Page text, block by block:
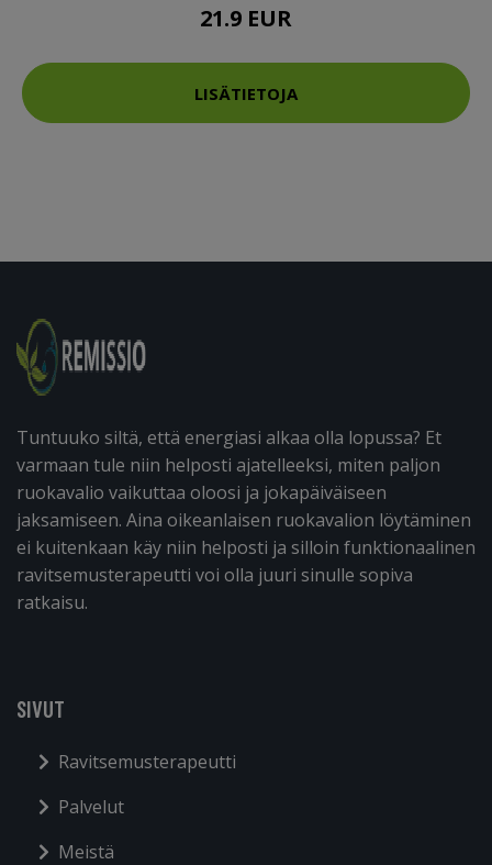
21.9 EUR
LISÄTIETOJA
Tuntuuko siltä, että energiasi alkaa olla lopussa? Et
varmaan tule niin helposti ajatelleeksi, miten paljon
ruokavalio vaikuttaa oloosi ja jokapäiväiseen
jaksamiseen. Aina oikeanlaisen ruokavalion löytäminen
ei kuitenkaan käy niin helposti ja silloin funktionaalinen
ravitsemusterapeutti voi olla juuri sinulle sopiva
ratkaisu.
SIVUT
Ravitsemusterapeutti
Palvelut
Meistä